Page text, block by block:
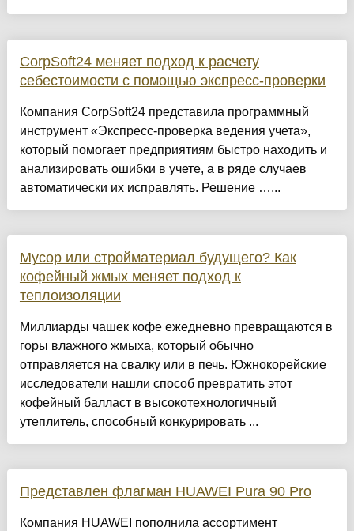
CorpSoft24 меняет подход к расчету
себестоимости с помощью экспресс-проверки
Компания CorpSoft24 представила программный
инструмент «Экспресс-проверка ведения учета»,
который помогает предприятиям быстро находить и
анализировать ошибки в учете, а в ряде случаев
автоматически их исправлять. Решение …...
Мусор или стройматериал будущего? Как
кофейный жмых меняет подход к
теплоизоляции
Миллиарды чашек кофе ежедневно превращаются в
горы влажного жмыха, который обычно
отправляется на свалку или в печь. Южнокорейские
исследователи нашли способ превратить этот
кофейный балласт в высокотехнологичный
утеплитель, способный конкурировать ...
Представлен флагман HUAWEI Pura 90 Pro
Компания HUAWEI пополнила ассортимент